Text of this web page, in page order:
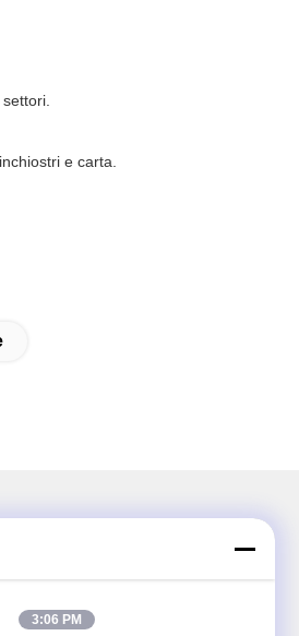
e carta.
3:06 PM